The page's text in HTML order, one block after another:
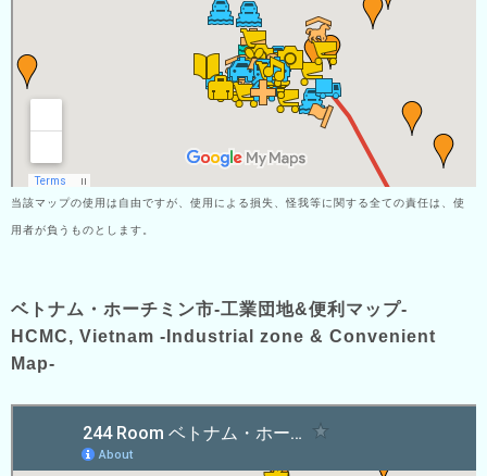
当該マップの使用は自由ですが、使用による損失、怪我等に関する全ての責任は、使
用者が負うものとします。
ベトナム・ホーチミン市-工業団地&便利マップ-
HCMC, Vietnam -Industrial zone & Convenient
Map-